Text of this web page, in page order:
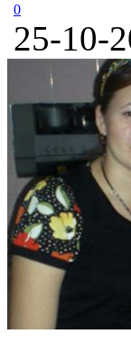
0
25-10-